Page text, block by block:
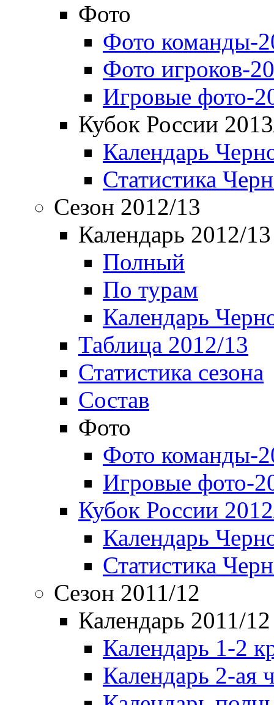
Фото
Фото команды-
Фото игроков-
Игровые фото-
Кубок России
Календарь
Статистика
Сезон 2012/13
Календарь 2012/13
Полный
По турам
Календарь
Таблица 2012/13
Статистика сезона
Состав
Фото
Фото команды-
Игровые фото-
Кубок России
Календарь
Статистика
Сезон 2011/12
Календарь 2011/12
Календарь 1-2
Календарь 2-ая